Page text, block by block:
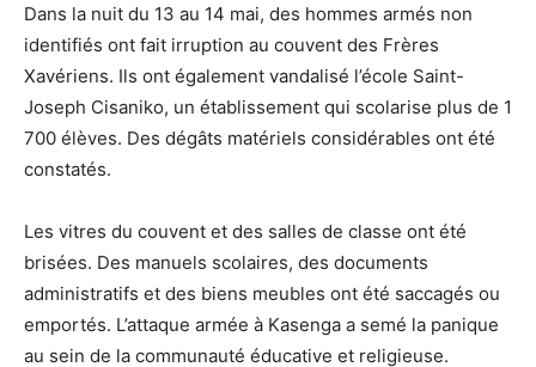
Dans la nuit du 13 au 14 mai, des hommes armés non
identifiés ont fait irruption au couvent des Frères
Xavériens. Ils ont également vandalisé l’école Saint-
Joseph Cisaniko, un établissement qui scolarise plus de 1
700 élèves. Des dégâts matériels considérables ont été
constatés.
Les vitres du couvent et des salles de classe ont été
brisées. Des manuels scolaires, des documents
administratifs et des biens meubles ont été saccagés ou
emportés. L’attaque armée à Kasenga a semé la panique
au sein de la communauté éducative et religieuse.